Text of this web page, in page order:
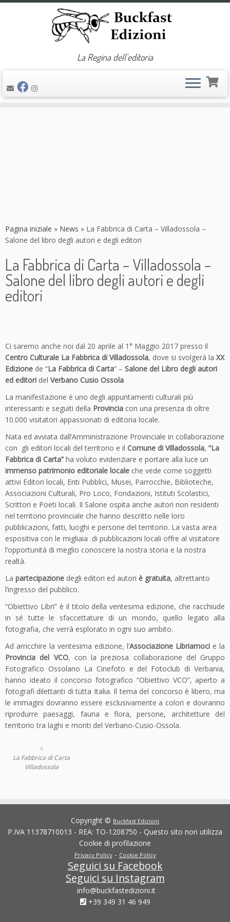
La Regina dell'editoria
Pagina iniziale » News » La Fabbrica di Carta – Villadossola –
Salone del libro degli autori e degli editori
La Fabbrica di Carta – Villadossola –
Salone del libro degli autori e degli
editori
Ci saremo anche noi dal 20 aprile al 1° Maggio 2017 presso il
Centro Culturale La Fabbrica di Villadossola, dove si svolgerà la XX
Edizione de “La Fabbrica di Carta” – Salone del Libro degli autori
ed editori del Verbano Cusio Ossola
La manifestazione è uno degli appuntamenti culturali più
interessanti e seguiti della Provincia con una presenza di oltre
10.000 visitatori appassionati di editoria locale.
Nata ed avviata dall’Amministrazione Provinciale in collaborazione
con gli editori locali del territorio e il Comune di Villadossola, “La
Fabbrica di Carta” ha voluto evidenziare e portare alla luce un
immenso patrimonio editoriale locale che vede come soggetti
attivi Editori locali, Enti Pubblici, Musei, Parrocchie, Biblioteche,
Associazioni Culturali, Pro Loco, Fondazioni, Istituti Scolastici,
Scrittori e Poeti locali. Il Salone ospita anche autori non residenti
nel territorio provinciale che hanno descritto nelle loro
pubblicazioni, fatti, luoghi e persone del territorio. La vasta area
espositiva con le migliaia di pubblicazioni locali offre al visitatore
l’opportunità di meglio conoscere la nostra storia e la nostra
realtà.
La partecipazione degli editori ed autori è gratuita, altrettanto
l’ingresso del pubblico.
“Obiettivo Libri” è il titolo della ventesima edizione, che racchiude
in sé tutte le sfaccettature di un mondo, quello legato alla
fotografia, che verrà esplorato in ogni suo ambito.
Ad arricchire la ventesima edizione, l’Associazione Libriamoci e la
Provincia del VCO, con la preziosa collaborazione del Gruppo
Fotografico Ossolano La Cinefoto e del Fotoclub di Verbania,
hanno ideato il concorso fotografico “Obiettivo VCO”, aperto a
fotografi dilettanti di tutta Italia. Il tema del concorso è libero, ma
le immagini dovranno essere esclusivamente a colori e dovranno
riprodurre paesaggi, fauna e flora, persone, architetture del
territorio tra laghi e monti del Verbano-Cusio-Ossola.
La Fabbrica di Carta
Villadossola
Copyright © Buckfast Edizioni
P.IVA 11378710013 - REA: TO-1208750 - Questo sito non utilizza
Cookie di profilazione
Privacy Policy- Cookie Policy
Seguici su Facebook
Seguici su Instagram
info@buckfastedizioni.it
+39 349 31 46 949